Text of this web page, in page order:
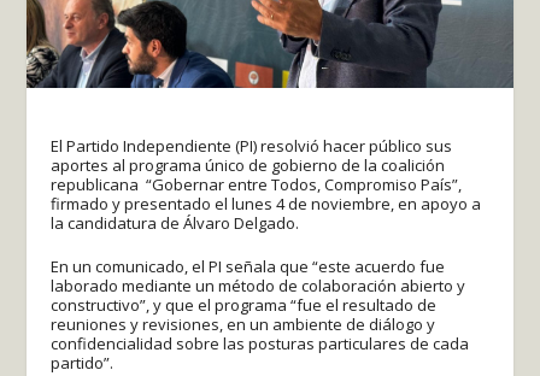
El Partido Independiente (PI) resolvió hacer público sus
aportes al programa único de gobierno de la coalición
republicana “Gobernar entre Todos, Compromiso País”,
firmado y presentado el lunes 4 de noviembre, en apoyo a
la candidatura de Álvaro Delgado.
En un comunicado, el PI señala que “este acuerdo fue
laborado mediante un método de colaboración abierto y
constructivo”, y que el programa “fue el resultado de
reuniones y revisiones, en un ambiente de diálogo y
confidencialidad sobre las posturas particulares de cada
partido”.